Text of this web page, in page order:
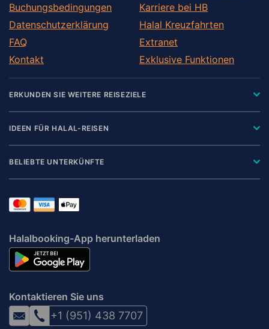
Buchungsbedingungen
Datenschutzerklärung
FAQ
Kontakt
Karriere bei HB
Halal Kreuzfahrten
Extranet
Exklusive Funktionen
ERKUNDEN SIE WEITERE REISEZIELE
IDEEN FÜR HALAL-REISEN
BELIEBTE UNTERKÜNFTE
Halalbooking-App herunterladen
Kontaktieren Sie uns
+1 (951) 438 7707